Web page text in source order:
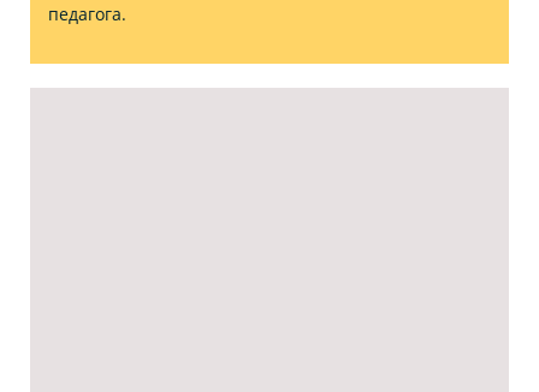
педагога.